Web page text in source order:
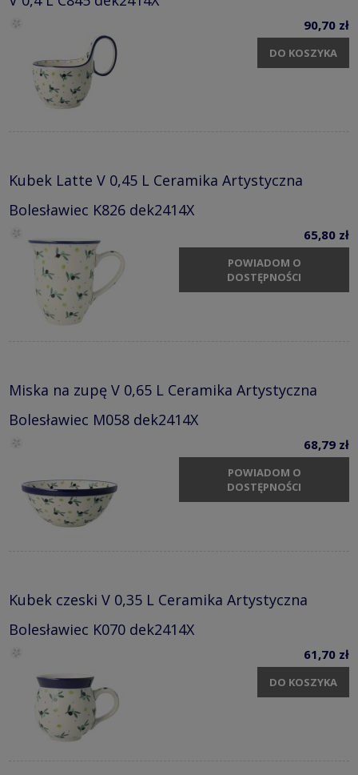
90,70 zł
DO KOSZYKA
Kubek Latte V 0,45 L Ceramika Artystyczna
Bolesławiec K826 dek2414X
65,80 zł
POWIADOM O
DOSTĘPNOŚCI
Miska na zupę V 0,65 L Ceramika Artystyczna
Bolesławiec M058 dek2414X
68,79 zł
POWIADOM O
DOSTĘPNOŚCI
Kubek czeski V 0,35 L Ceramika Artystyczna
Bolesławiec K070 dek2414X
61,70 zł
DO KOSZYKA